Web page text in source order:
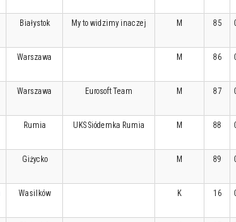
Białystok My to widzimy inaczej M 85
Warszawa M 86
Warszawa Eurosoft Team M 87
Rumia UKS Siódemka Rumia M 88
Giżycko M 89
Wasilków K 16